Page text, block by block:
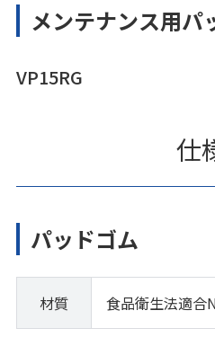
メンテナンス用パ
VP15RG
仕
パッドゴム
材質 食品衛生法適合